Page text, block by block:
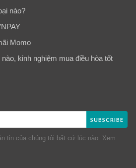
nào?
Momo
kinh nghiệm mua điều hòa tốt
SUBSCRIBE
tin của chúng tôi bất cứ lúc nào. Xem